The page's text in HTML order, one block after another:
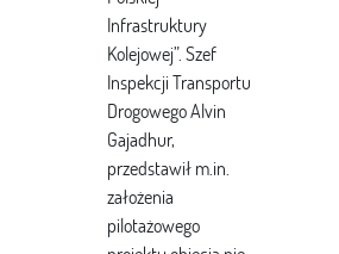
Infrastruktury
Kolejowej”. Szef
Inspekcji Transportu
Drogowego Alvin
Gajadhur,
przedstawił m.in.
założenia
pilotażowego